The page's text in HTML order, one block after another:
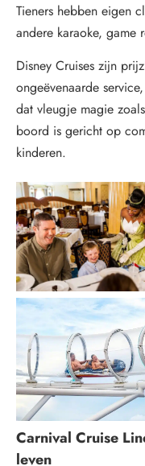
Tieners hebben eigen
andere karaoke, game
Disney Cruises zijn
ongeëvenaarde
dat vleugje magie
boord is gericht op
kinderen.
Carnival Cruise
leven